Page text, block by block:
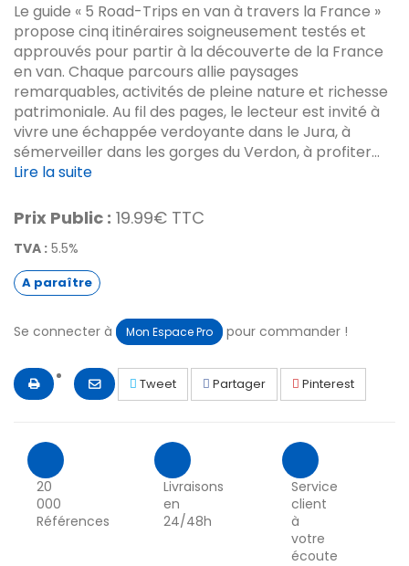
Le guide « 5 Road-Trips en van à travers la France »
propose cinq itinéraires soigneusement testés et
approuvés pour partir à la découverte de la France
en van. Chaque parcours allie paysages
remarquables, activités de pleine nature et richesse
patrimoniale. Au fil des pages, le lecteur est invité à
vivre une échappée verdoyante dans le Jura, à
sémerveiller dans les gorges du Verdon, à profiter...
Lire la suite
Prix Public : 19.99€ TTC
TVA : 5.5%
A paraître
Se connecter à Mon Espace Pro pour commander !
Tweet Partager Pinterest
20
000
Références
Livraisons
en
24/48h
Service
client
à
votre
écoute